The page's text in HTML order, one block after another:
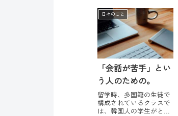
供が体調を崩したのが一
番の理由です。節々の痛
み、吐き気と胃痛に苦し
みました。お陰で暴飲暴
食は免れましたが。☆N...
日々のこと
「会話が苦手」とい
う人のための。
留学時、多国籍の生徒で
構成されているクラスで
は、韓国人の学生がとて